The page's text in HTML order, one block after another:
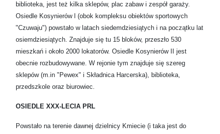
biblioteka, jest też kilka sklepów, plac zabaw i zespół garaży.
Osiedle Kosynierów l (obok kompleksu obiektów sportowych
"Czuwaju") powstało w latach siedemdziesiątych i na początku lat
osiemdziesiątych. Znajduje się tu 15 bloków, przeszło 530
mieszkań i około 2000 lokatorów. Osiedle Kosynierów II jest
obecnie rozbudowywane. W rejonie tym znajduje się szereg
sklepów (m.in "Pewex" i Składnica Harcerska), biblioteka,
przedszkole oraz biurowiec.
OSIEDLE XXX-LECIA PRL
Powstało na terenie dawnej dzielnicy Kmiecie (i taka jest do